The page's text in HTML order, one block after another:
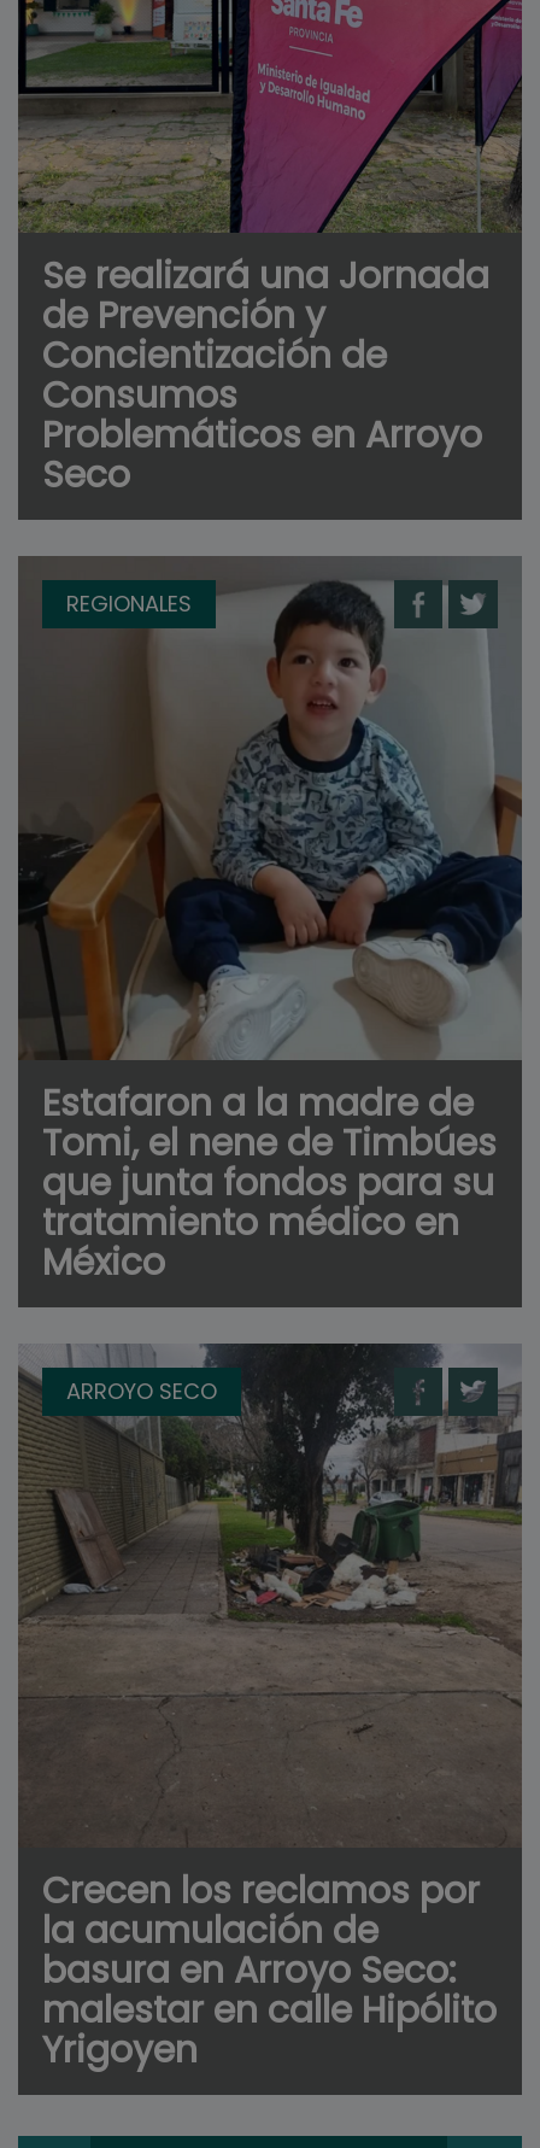
Se realizará una Jornada
de Prevención y
Concientización de
Consumos
Problemáticos en Arroyo
Seco
REGIONALES
Estafaron a la madre de
Tomi, el nene de Timbúes
que junta fondos para su
tratamiento médico en
México
ARROYO SECO
Crecen los reclamos por
la acumulación de
basura en Arroyo Seco:
malestar en calle Hipólito
Yrigoyen